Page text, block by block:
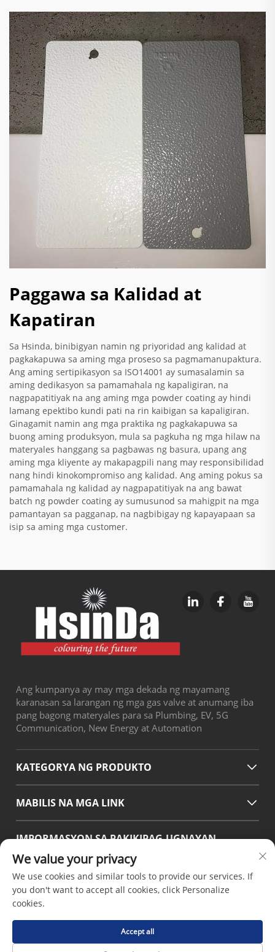
Paggawa sa Kalidad at
Kapatiran
Sa Hsinda, binibigyan namin ng priyoridad ang kalidad at
pagkakapuwa sa aming mga proseso sa pagmamanupaktura.
Ang aming sertipikasyon sa ISO14001 ay sumasalamin sa
aming dedikasyon sa pamamahala ng kapaligiran, na
nagpapatitiyak na ang aming mga powder coating ay hindi
lamang epektibo kundi pati na rin kaibigan sa kapaligiran.
Ginagamit namin ang mga praktika ng pagkakapuwa sa
buong aming produksyon, mula sa pagkuha ng mga hilaw na
materyales hanggang sa pagbawas ng basura, upang ang
aming mga kliyente ay makapagpili nang may responsibilidad
nang hindi kinokompromiso ang kalidad. Ang aming pokus sa
pamamahala ng kalidad ay nagpapatitiyak na ang bawat
batch ng powder coating ay sumusunod sa mahigpit na mga
pamantayan sa pagganap, na nagbibigay ng kapayapaan sa
isip sa aming mga customer.
Ang kumpanya ay may mga dekada ng mayamang
karanasan sa larangan ng mga gas valve at anumang iba
pang bagong materyales para sa Plumbing, EV, 5G
Communication, New Energy at Automation
KATEGORYA NG PRODUKTO
MABILIS NA MGA LINK
IMPORMASYON SA PAKIKIPAG-UGNAYAN
Office add : No.38 Huagang Road ,South Area of chengdu
Modern Industrial Port,Pixian Chengdu Sichuan China
Email :[email protected]
Tel :+86-18190826106
We value your privacy
We use cookies and similar tools to provide our services. If
you don't want to accept all cookies, click Personalize
cookies.
Accept all